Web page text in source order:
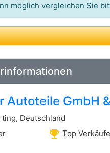
möglich vergleichen Sie
Autoteile GmbH
Deutschland
emoji_events Top